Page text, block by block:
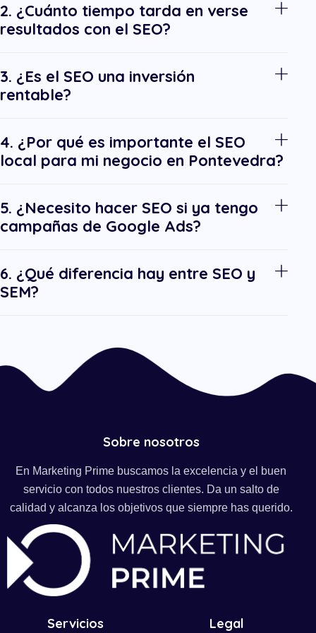
2. ¿Cuánto tiempo tarda en verse
resultados con el SEO?
3. ¿Es el SEO una inversión
rentable?
4. ¿Por qué es importante el SEO
local para mi negocio en Pontevedra?
5. ¿Necesito hacer SEO si ya tengo
campañas de Google Ads?
6. ¿Qué diferencia hay entre SEO y
SEM?
Sobre nosotros
En Marketing Prime buscamos la excelencia y el buen
servicio con todos nuestros clientes. Da un salto de
calidad y alcanza los objetivos que siempre has querido.
Servicios Legal